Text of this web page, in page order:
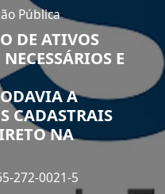
Pública
DE ATIVOS
E
A
CADASTRAIS
NA
272-0021-5